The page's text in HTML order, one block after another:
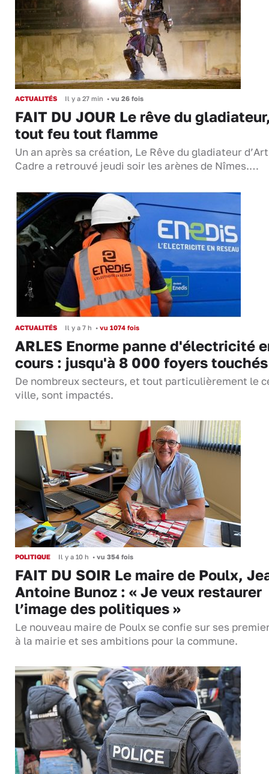
ACTUALITÉS Il y a 27 min • vu 26 fois
FAIT DU JOUR Le rêve du
tout feu tout flamme
Un an après sa création, Le Rêve du gladiateur
Cadre a retrouvé jeudi soir les arènes de Nîmes.…
ACTUALITÉS Il y a 7 h • vu 1074 fois
ARLES Enorme panne d'électricité
cours : jusqu'à 8 000 foyers touchés
De nombreux secteurs, et tout particulièrement le
ville, sont impactés.
POLITIQUE Il y a 10 h • vu 354 fois
FAIT DU SOIR Le maire de Poulx,
Antoine Bunoz : « Je veux restaurer
l’image des politiques »
Le nouveau maire de Poulx se confie sur ses
à la mairie et ses ambitions pour la commune.